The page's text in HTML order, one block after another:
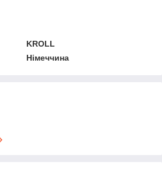
KROLL
Німеччина